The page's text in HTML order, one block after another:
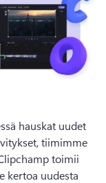
hauskat uudet
tiimimme
toimii
kertoa uudesta